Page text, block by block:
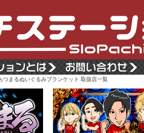
つまるぬいぐるみブランケット 取扱店一覧